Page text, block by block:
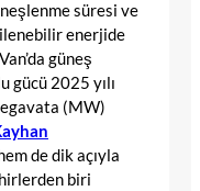
süresi ve
enerjide
güneş
gücü 2025 yılı
(MW)
de dik açıyla
biri